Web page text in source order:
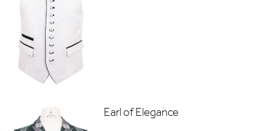
Earl of Elegance